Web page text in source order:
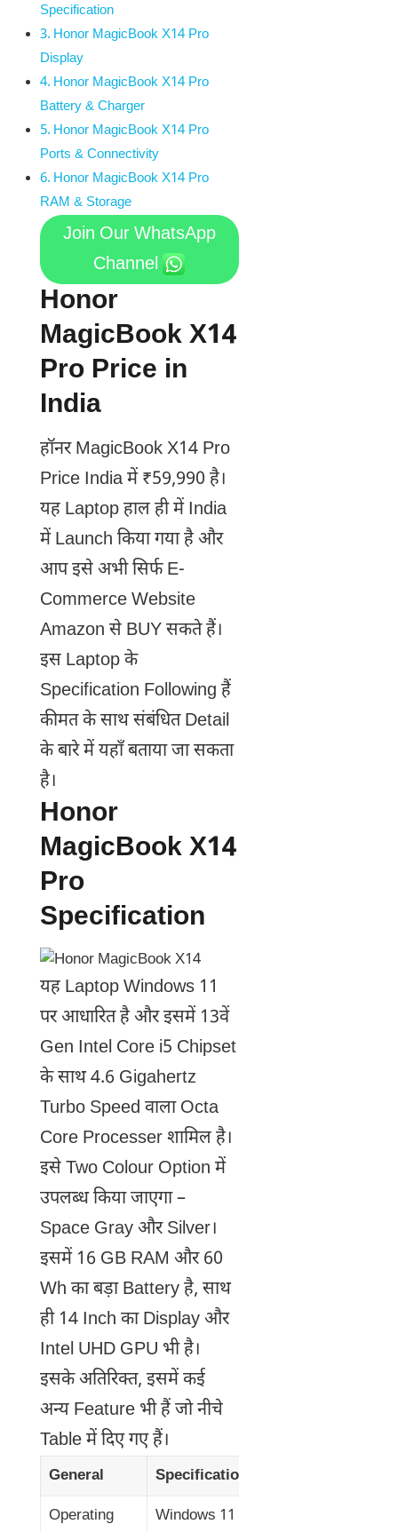
Specification
Honor MagicBook X14 Pro
Display
Honor MagicBook X14 Pro
Battery & Charger
Honor MagicBook X14 Pro
Ports & Connectivity
Honor MagicBook X14 Pro
RAM & Storage
Join Our WhatsApp
Channel
Honor
MagicBook X14
Pro Price in
India
हॉनर MagicBook X14 Pro
Price India में ₹59,990 है।
यह Laptop हाल ही में India
में Launch किया गया है और
आप इसे अभी सिर्फ E-
Commerce Website
Amazon से BUY सकते हैं।
इस Laptop के
Specification Following हैं
कीमत के साथ संबंधित Detail
के बारे में यहाँ बताया जा सकता
है।
Honor
MagicBook X14
Pro
Specification
यह Laptop Windows 11
पर आधारित है और इसमें 13वें
Gen Intel Core i5 Chipset
के साथ 4.6 Gigahertz
Turbo Speed वाला Octa
Core Processer शामिल है।
इसे Two Colour Option में
उपलब्ध किया जाएगा –
Space Gray और Silver।
इसमें 16 GB RAM और 60
Wh का बड़ा Battery है, साथ
ही 14 Inch का Display और
Intel UHD GPU भी है।
इसके अतिरिक्त, इसमें कई
अन्य Feature भी हैं जो नीचे
Table में दिए गए हैं।
General Specifications
Operating
Windows 11